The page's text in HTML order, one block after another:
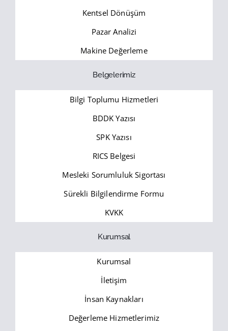
Kentsel Dönüşüm
Pazar Analizi
Makine Değerleme
Belgelerimiz
Bilgi Toplumu Hizmetleri
BDDK Yazısı
SPK Yazısı
RICS Belgesi
Mesleki Sorumluluk Sigortası
Sürekli Bilgilendirme Formu
KVKK
Kurumsal
Kurumsal
İletişim
İnsan Kaynakları
Değerleme Hizmetlerimiz